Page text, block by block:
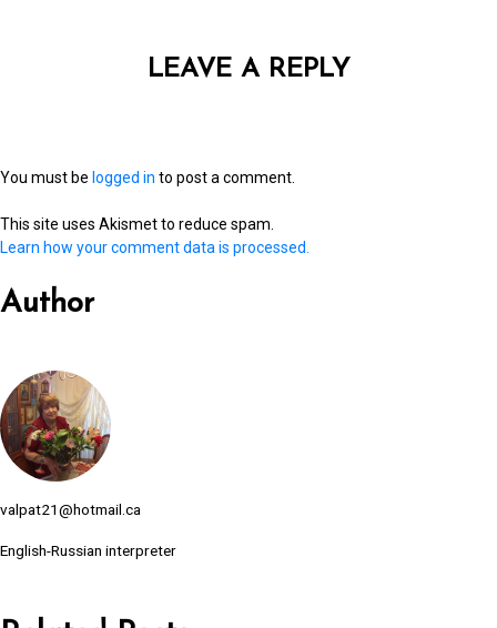
LEAVE A REPLY
You must be logged in to post a comment.
This site uses Akismet to reduce spam.
Learn how your comment data is processed.
Author
valpat21@hotmail.ca
English-Russian interpreter